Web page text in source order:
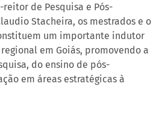
de Pesquisa e Pós-
Stacheira, os mestrados e o
um importante indutor
em Goiás, promovendo a
do ensino de pós-
em áreas estratégicas à